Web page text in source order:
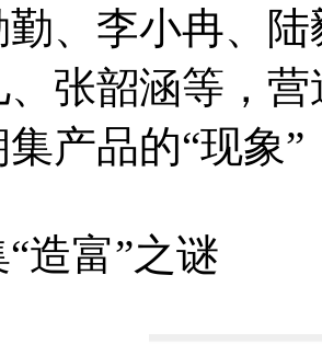
、李小冉、
、张韶涵等，
产品的“现象
富”之谜